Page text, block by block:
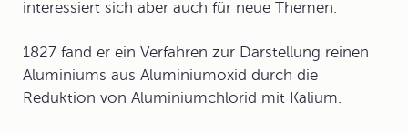
interessiert sich aber auch für neue Themen.
1827 fand er ein Verfahren zur Darstellung reinen
Aluminiums aus Aluminiumoxid durch die
Reduktion von Aluminiumchlorid mit Kalium.